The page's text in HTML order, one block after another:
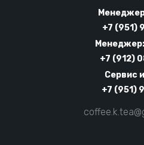
+7 (951)
+7 (912)
Сервис
+7 (951)